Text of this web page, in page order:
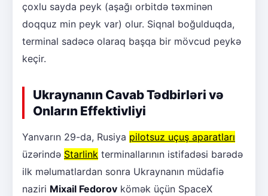
çoxlu sayda peyk (aşağı orbitdə təxminən
doqquz min peyk var) olur. Siqnal boğulduqda,
terminal sadəcə olaraq başqa bir mövcud peykə
keçir.
Ukraynanın Cavab Tədbirləri və
Onların Effektivliyi
Yanvarın 29-da, Rusiya pilotsuz uçuş aparatları
üzərində Starlink terminallarının istifadəsi barədə
ilk məlumatlardan sonra Ukraynanın müdafiə
naziri Mixail Fedorov kömək üçün SpaceX